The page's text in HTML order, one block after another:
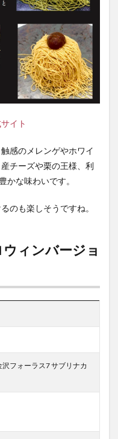
イト
感のメレンゲやホワイ
チーズや栗の王様、利
かな味わいです。
のも楽しそうですね。
ィンバージョ
フォーラス7 サブリナカ